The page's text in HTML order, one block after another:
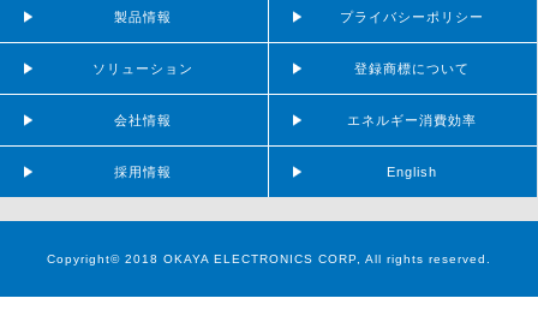
製品情報
ソリューション
会社情報
採用情報
プライバシーポリシー
登録商標について
エネルギー消費効率
English
Copyright© 2018 OKAYA ELECTRONICS CORP, All rights reserved.